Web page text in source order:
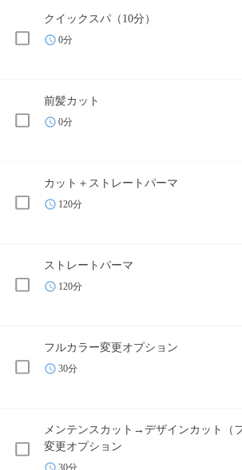
クイックスパ（10分）
0分
前髪カット
0分
カット＋ストレートパーマ
120分
ストレートパーマ
120分
フルカラー変更オプション
30分
メンテンスカット→デザインカット（
変更オプション
30分